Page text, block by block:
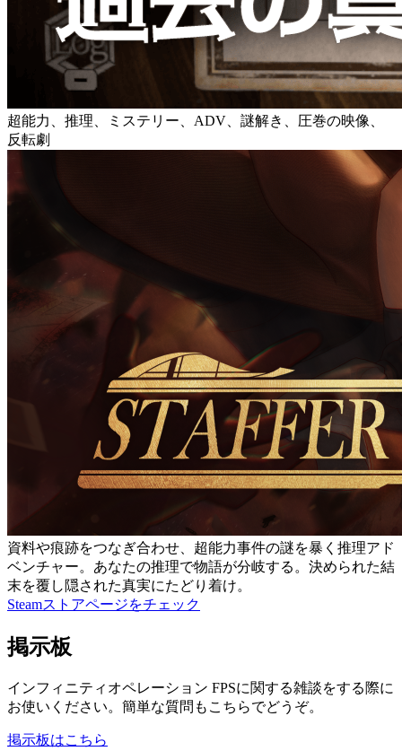
超能力、推理、ミステリー、ADV、謎解き、圧巻の映像、
反転劇
資料や痕跡をつなぎ合わせ、超能力事件の謎を暴く推理アド
ベンチャー。あなたの推理で物語が分岐する。決められた結
末を覆し隠された真実にたどり着け。
Steamストアページをチェック
掲示板
インフィニティオペレーション FPSに関する雑談をする際に
お使いください。簡単な質問もこちらでどうぞ。
掲示板はこちら